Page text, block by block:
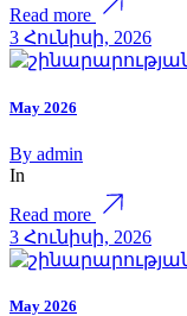
Read more
3 Հունիսի, 2026
May 2026
By admin
In
Read more
3 Հունիսի, 2026
May 2026